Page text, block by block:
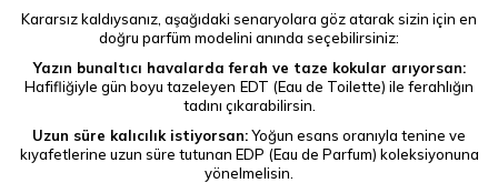
Kararsız kaldıysanız, aşağıdaki senaryolara göz atarak sizin için en
doğru parfüm modelini anında seçebilirsiniz:
Yazın bunaltıcı havalarda ferah ve taze kokular arıyorsan:
Hafifliğiyle gün boyu tazeleyen EDT (Eau de Toilette) ile ferahlığın
tadını çıkarabilirsin.
Uzun süre kalıcılık istiyorsan:Yoğun esans oranıyla tenine ve
kıyafetlerine uzun süre tutunan EDP (Eau de Parfum) koleksiyonuna
yönelmelisin.